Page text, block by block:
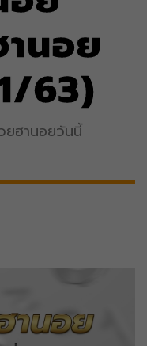
นอย
63)
ฮานอยวันนี้